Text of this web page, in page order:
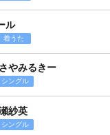
ル
着うた
やみるきー
シングル
紗英
シングル